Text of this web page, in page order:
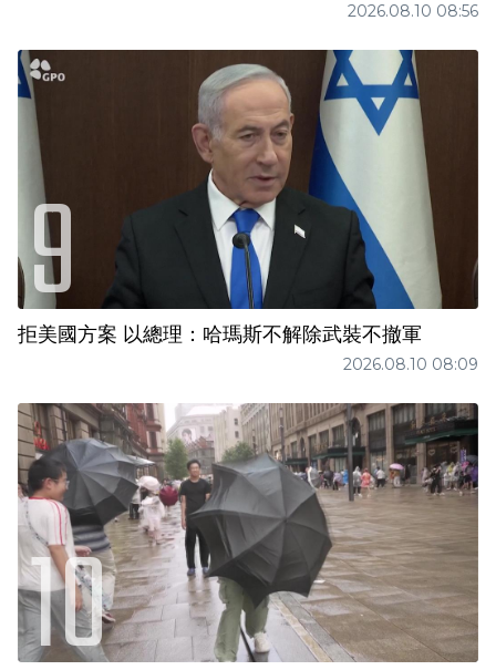
2026.08.10 08:56
拒美國方案 以總理：哈瑪斯不解除武裝不撤軍
2026.08.10 08:09